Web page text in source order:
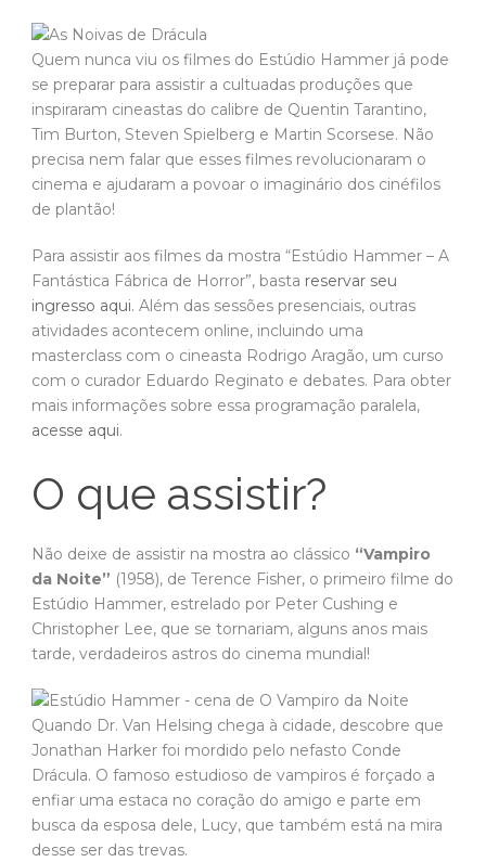
Quem nunca viu os filmes do Estúdio Hammer já pode
se preparar para assistir a cultuadas produções que
inspiraram cineastas do calibre de Quentin Tarantino,
Tim Burton, Steven Spielberg e Martin Scorsese. Não
precisa nem falar que esses filmes revolucionaram o
cinema e ajudaram a povoar o imaginário dos cinéfilos
de plantão!
Para assistir aos filmes da mostra “Estúdio Hammer – A
Fantástica Fábrica de Horror”, basta reservar seu
ingresso aqui. Além das sessões presenciais, outras
atividades acontecem online, incluindo uma
masterclass com o cineasta Rodrigo Aragão, um curso
com o curador Eduardo Reginato e debates. Para obter
mais informações sobre essa programação paralela,
acesse aqui.
O que assistir?
Não deixe de assistir na mostra ao clássico “Vampiro
da Noite” (1958), de Terence Fisher, o primeiro filme do
Estúdio Hammer, estrelado por Peter Cushing e
Christopher Lee, que se tornariam, alguns anos mais
tarde, verdadeiros astros do cinema mundial!
Quando Dr. Van Helsing chega à cidade, descobre que
Jonathan Harker foi mordido pelo nefasto Conde
Drácula. O famoso estudioso de vampiros é forçado a
enfiar uma estaca no coração do amigo e parte em
busca da esposa dele, Lucy, que também está na mira
desse ser das trevas.